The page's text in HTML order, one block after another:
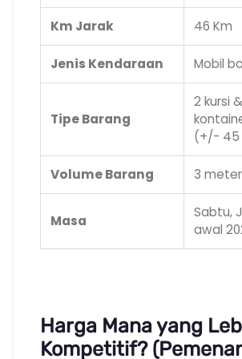
Km Jarak 46 Km
Jenis Kendaraan Mobil
Tipe Barang
2 kursi &
(+/- 45
Volume Barang 3
Masa
Sabtu,
awal
Harga Mana yang
Kompetitif?